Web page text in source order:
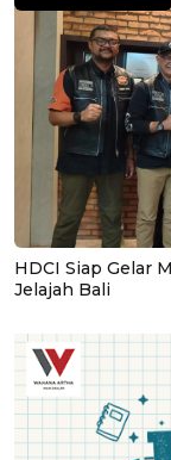
HDCI Siap Gelar
Jelajah Bali